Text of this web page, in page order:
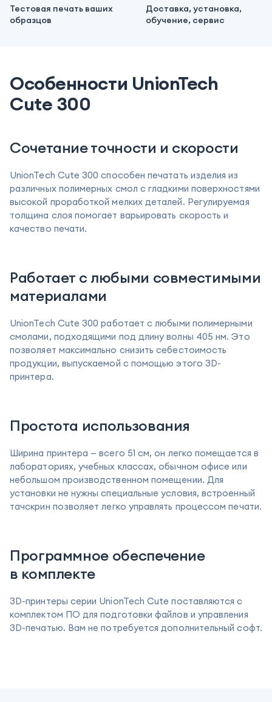
Тестовая печать ваших
образцов
Доставка, установка,
обучение, сервис
Особенности UnionTech
Cute 300
Сочетание точности и скорости
UnionTech Cute 300 способен печатать изделия из
различных полимерных смол с гладкими поверхностями
высокой проработкой мелких деталей. Регулируемая
толщина слоя помогает варьировать скорость и
качество печати.
Работает с любыми совместимыми
материалами
UnionTech Cute 300 работает с любыми полимерными
смолами, подходящими под длину волны 405 нм. Это
позволяет максимально снизить себестоимость
продукции, выпускаемой с помощью этого 3D-
принтера.
Простота использования
Ширина принтера — всего 51 см, он легко помещается в
лабораториях, учебных классах, обычном офисе или
небольшом производственном помещении. Для
установки не нужны специальные условия, встроенный
тачскрин позволяет легко управлять процессом печати.
Программное обеспечение
в комплекте
3D-принтеры серии UnionTech Cute поставляются с
комплектом ПО для подготовки файлов и управления
3D-печатью. Вам не потребуется дополнительный софт.